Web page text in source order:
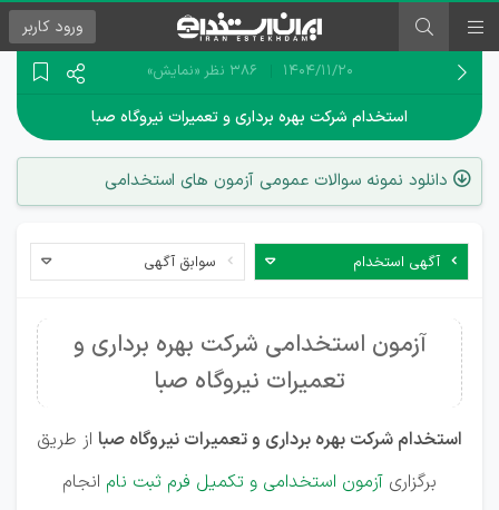
ورود کاربر
۱۴۰۴/۱۱/۲۰ 386 نظر «نمایش»
استخدام شرکت بهره برداری و تعمیرات نیروگاه صبا
دانلود نمونه سوالات عمومی آزمون های استخدامی
آگهی استخدام سوابق آگهی
آزمون استخدامی شرکت بهره برداری و
تعمیرات نیروگاه صبا
استخدام شرکت بهره برداری و تعمیرات نیروگاه صبا از طریق
برگزاری آزمون استخدامی و تکمیل فرم ثبت نام انجام